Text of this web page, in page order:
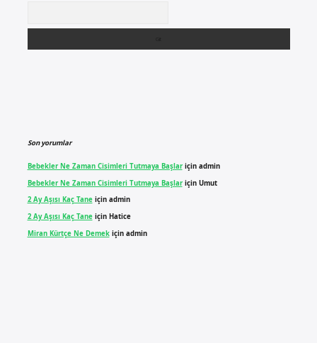
Son yorumlar
Bebekler Ne Zaman Cisimleri Tutmaya Başlariçin admin
Bebekler Ne Zaman Cisimleri Tutmaya Başlariçin Umut
2 Ay Aşısı Kaç Taneiçin admin
2 Ay Aşısı Kaç Taneiçin Hatice
Miran Kürtçe Ne Demekiçin admin